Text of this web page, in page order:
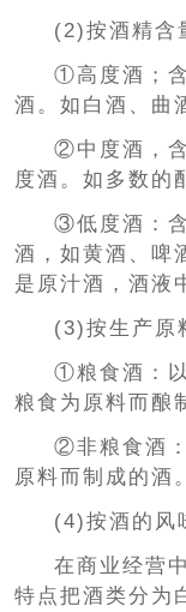
(2)按酒精含
①高度酒；
酒。如白酒、曲
②中度酒，
度酒。如多数的
③低度酒：
酒，如黄酒、啤
是原汁酒，酒液
(3)按生产原
①粮食酒：
粮食为原料而酿
②非粮食酒
原料而制成的酒。
(4)按酒的风
在商业经营
特点把酒类分为